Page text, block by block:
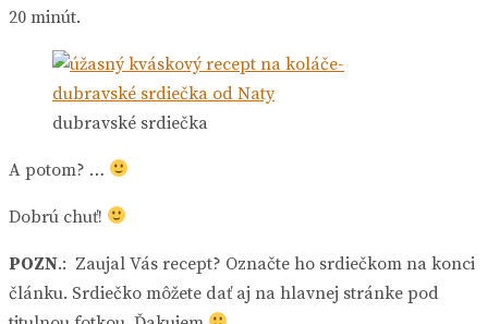
20 minút.
dubravské srdiečka
A potom? …
Dobrú chuť!
POZN.: Zaujal Vás recept? Označte ho srdiečkom na konci
článku. Srdiečko môžete dať aj na hlavnej stránke pod